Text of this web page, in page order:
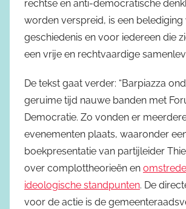
rechtse en anti-democratische
worden verspreid, is een
geschiedenis en voor iedereen die
een vrije en rechtvaardige
De tekst gaat verder: “Barpiazza
geruime tijd nauwe banden met
Democratie. Zo vonden er
evenementen plaats, waaronder
boekpresentatie van partijleider
over complottheorieën en
ideologische standpunten. De
voor de actie is de